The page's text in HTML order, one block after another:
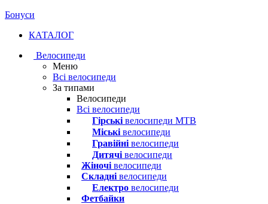
Бонуси
КАТАЛОГ
Велосипеди
Меню
Всі велосипеди
За типами
Велосипеди
Всі велосипеди
Гірські велосипеди MTB
Міські велосипеди
Гравійні велосипеди
Дитячі велосипеди
Жіночі велосипеди
Складні велосипеди
Електро велосипеди
Фетбайки